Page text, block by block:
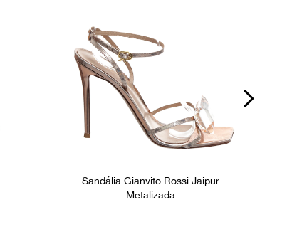
Sandália Gianvito Rossi Jaipur
Metalizada